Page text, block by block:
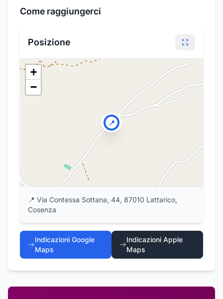
Come raggiungerci
Posizione
📍
+
−
📍 Via Contessa Sottana, 44, 87010 Lattarico,
Cosenza
Indicazioni Google
Maps
Indicazioni Apple
Maps